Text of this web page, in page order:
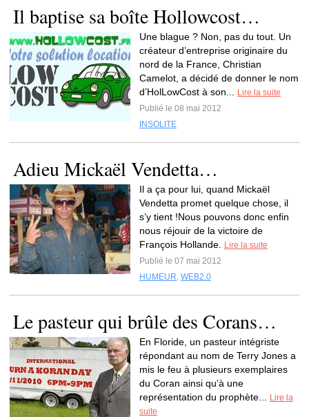
Il baptise sa boîte Hollowcost…
Une blague ? Non, pas du tout. Un
créateur d’entreprise originaire du
nord de la France, Christian
Camelot, a décidé de donner le nom
d’HolLowCost à son...
Lire la suite
Publié le 08 mai 2012
INSOLITE
Adieu Mickaël Vendetta…
Il a ça pour lui, quand Mickaël
Vendetta promet quelque chose, il
s’y tient !Nous pouvons donc enfin
nous réjouir de la victoire de
François Hollande.
Lire la suite
Publié le 07 mai 2012
HUMEUR, WEB2.0
Le pasteur qui brûle des Corans…
En Floride, un pasteur intégriste
répondant au nom de Terry Jones a
mis le feu à plusieurs exemplaires
du Coran ainsi qu’à une
représentation du prophète...
Lire la
suite